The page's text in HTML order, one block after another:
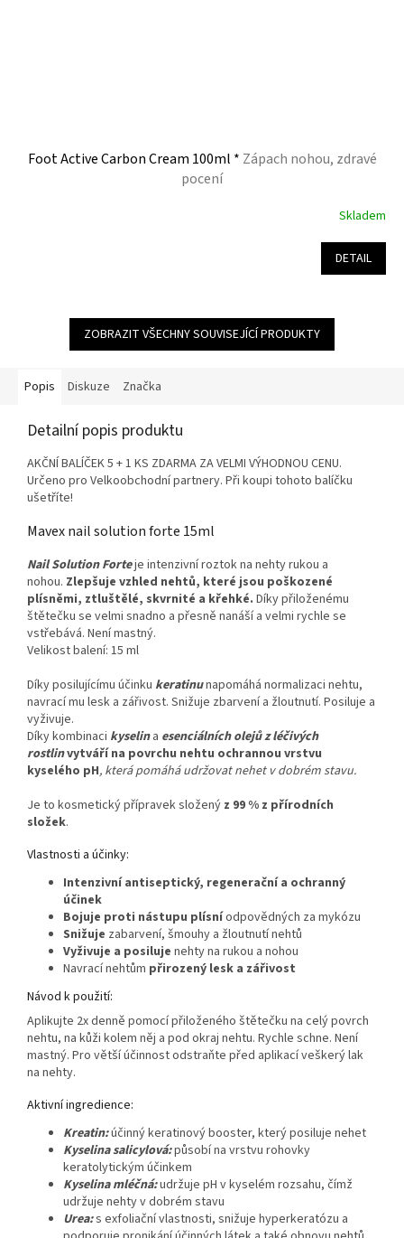
Foot Active Carbon Cream 100ml * Zápach nohou, zdravé
pocení
Skladem
DETAIL
ZOBRAZIT VŠECHNY SOUVISEJÍCÍ PRODUKTY
Popis Diskuze Značka
Detailní popis produktu
AKČNÍ BALÍČEK 5 + 1 KS ZDARMA ZA VELMI VÝHODNOU CENU.
Určeno pro Velkoobchodní partnery. Při koupi tohoto balíčku
ušetříte!
Mavex nail solution forte 15ml
Nail Solution Forteje intenzivní roztok na nehty rukou a
nohou. Zlepšuje vzhled nehtů, které jsou poškozené
plísněmi, ztluštělé, skvrnité a křehké. Díky přiloženému
štětečku se velmi snadno a přesně nanáší a velmi rychle se
vstřebává. Není mastný.
Velikost balení: 15 ml
Díky posilujícímu účinku keratinunapomáhá normalizaci nehtu,
navrací mu lesk a zářivost. Snižuje zbarvení a žloutnutí. Posiluje a
vyživuje.
Díky kombinaci kyselin a esenciálních olejů z léčivých
rostlinvytváří na povrchu nehtu ochrannou vrstvu
kyselého pH, která pomáhá udržovat nehet v dobrém stavu.
Je to kosmetický přípravek složený z 99 % z přírodních
složek.
Vlastnosti a účinky:
Intenzivní antiseptický, regenerační a ochranný
účinek
Bojuje proti nástupu plísníodpovědných za mykózu
Snižuje zabarvení, šmouhy a žloutnutí nehtů
Vyživuje a posiluje nehty na rukou a nohou
Navrací nehtům přirozený lesk a zářivost
Návod k použití:
Aplikujte 2x denně pomocí přiloženého štětečku na celý povrch
nehtu, na kůži kolem něj a pod okraj nehtu. Rychle schne. Není
mastný. Pro větší účinnost odstraňte před aplikací veškerý lak
na nehty.
Aktivní ingredience:
Kreatin:účinný keratinový booster, který posiluje nehet
Kyselina salicylová:působí na vrstvu rohovky
keratolytickým účinkem
Kyselina mléčná:udržuje pH v kyselém rozsahu, čímž
udržuje nehty v dobrém stavu
Urea:s exfoliační vlastnosti, snižuje hyperkeratózu a